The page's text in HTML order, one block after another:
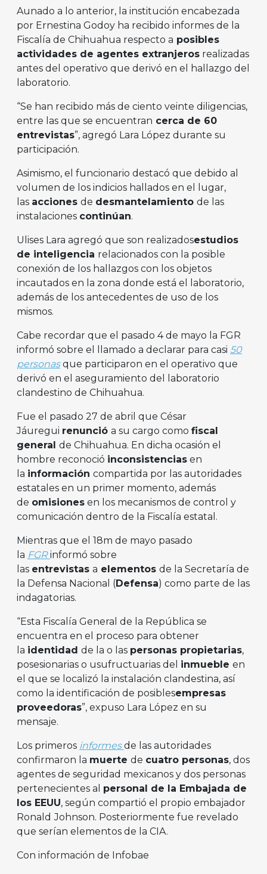
Aunado a lo anterior, la institución encabezada
por Ernestina Godoy ha recibido informes de la
Fiscalía de Chihuahua respecto a posibles
actividades de agentes extranjeros realizadas
antes del operativo que derivó en el hallazgo del
laboratorio.
“Se han recibido más de ciento veinte diligencias,
entre las que se encuentran cerca de 60
entrevistas”, agregó Lara López durante su
participación.
Asimismo, el funcionario destacó que debido al
volumen de los indicios hallados en el lugar,
las acciones de desmantelamiento de las
instalaciones continúan.
Ulises Lara agregó que son realizadosestudios
de inteligencia relacionados con la posible
conexión de los hallazgos con los objetos
incautados en la zona donde está el laboratorio,
además de los antecedentes de uso de los
mismos.
Cabe recordar que el pasado 4 de mayo la FGR
informó sobre el llamado a declarar para casi 50
personasque participaron en el operativo que
derivó en el aseguramiento del laboratorio
clandestino de Chihuahua.
Fue el pasado 27 de abril que César
Jáuregui renunció a su cargo como fiscal
general de Chihuahua. En dicha ocasión el
hombre reconoció inconsistencias en
la información compartida por las autoridades
estatales en un primer momento, además
de omisiones en los mecanismos de control y
comunicación dentro de la Fiscalía estatal.
Mientras que el 18m de mayo pasado
la FGRinformó sobre
las entrevistas a elementos de la Secretaría de
la Defensa Nacional (Defensa) como parte de las
indagatorias.
“Esta Fiscalía General de la República se
encuentra en el proceso para obtener
la identidad de la o las personas propietarias,
posesionarias o usufructuarias del inmueble en
el que se localizó la instalación clandestina, así
como la identificación de posiblesempresas
proveedoras”, expuso Lara López en su
mensaje.
Los primeros informesde las autoridades
confirmaron la muerte de cuatro personas, dos
agentes de seguridad mexicanos y dos personas
pertenecientes al personal de la Embajada de
los EEUU, según compartió el propio embajador
Ronald Johnson. Posteriormente fue revelado
que serían elementos de la CIA.
Con información de Infobae